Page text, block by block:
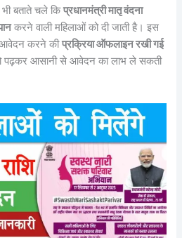
भी बताते चले किप्रधानमंत्री मातृ वंदना
करने वाली महिलाओं को दी जाती है। इस
आवेदन करने कीप्रक्रिया ऑफलाइन रखी गई
पढ़कर आसानी से आवेदन का लाभ ले सकती